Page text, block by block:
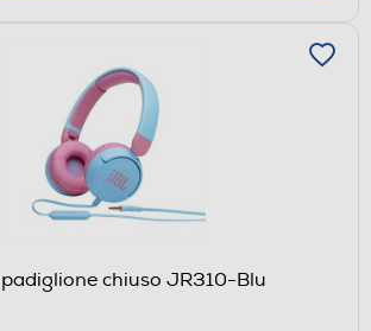
chiuso JR310-Blu